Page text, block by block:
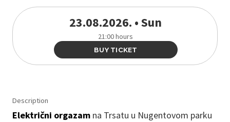
23.08.2026. • Sun
21:00 hours
BUY TICKET
Description
Električni orgazam na Trsatu u Nugentovom parku